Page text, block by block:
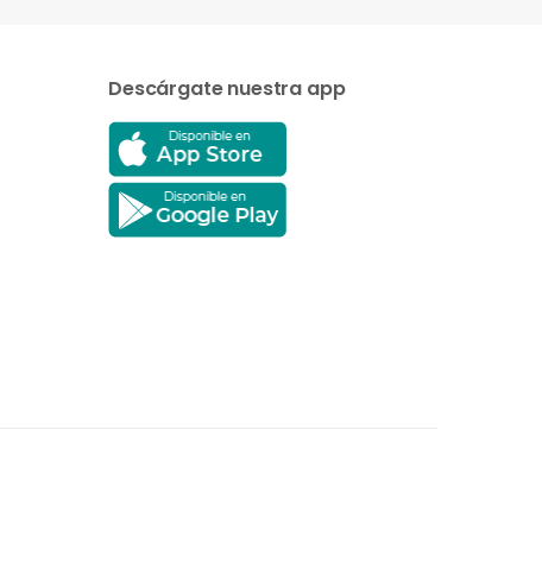
Descárgate nuestra app